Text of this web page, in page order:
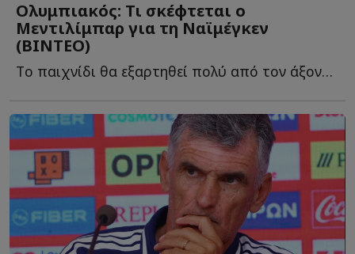
Ολυμπιακός: Τι σκέφτεται ο
Μεντιλίμπαρ για τη Ναϊμέγκεν
(ΒΙΝΤΕΟ)
Tο παιχνίδι θα εξαρτηθεί πολύ από τον άξονα του Ολυμπιακού κ...